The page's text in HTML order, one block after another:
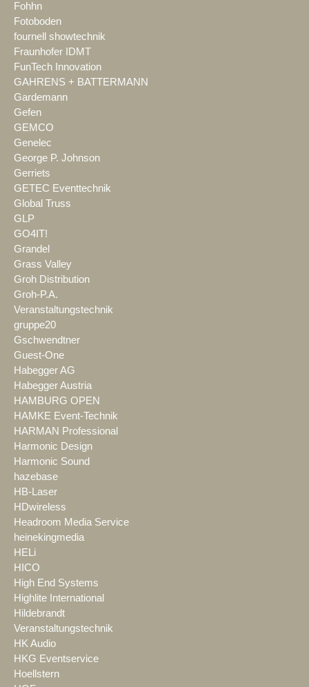
Fohhn
Fotoboden
fournell showtechnik
Fraunhofer IDMT
FunTech Innovation
GAHRENS + BATTERMANN
Gardemann
Gefen
GEMCO
Genelec
George P. Johnson
Gerriets
GETEC Eventtechnik
Global Truss
GLP
GO4IT!
Grandel
Grass Valley
Groh Distribution
Groh-P.A.
Veranstaltungstechnik
gruppe20
Gschwendtner
Guest-One
Habegger AG
Habegger Austria
HAMBURG OPEN
HAMKE Event-Technik
HARMAN Professional
Harmonic Design
Harmonic Sound
hazebase
HB-Laser
HDwireless
Headroom Media Service
heinekingmedia
HELi
HICO
High End Systems
Highlite International
Hildebrandt
Veranstaltungstechnik
HK Audio
HKG Eventservice
Hoellstern